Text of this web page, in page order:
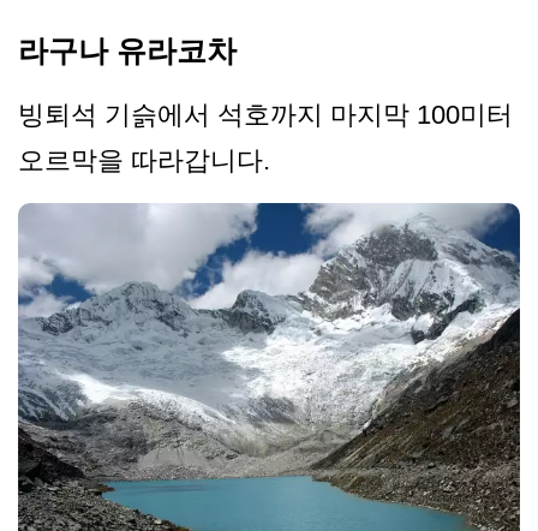
라구나 유라코차
빙퇴석 기슭에서 석호까지 마지막 100미터
오르막을 따라갑니다.